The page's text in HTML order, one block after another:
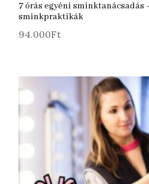
7 órás egyéni sminktanácsadás
sminkpraktikák
94.000Ft